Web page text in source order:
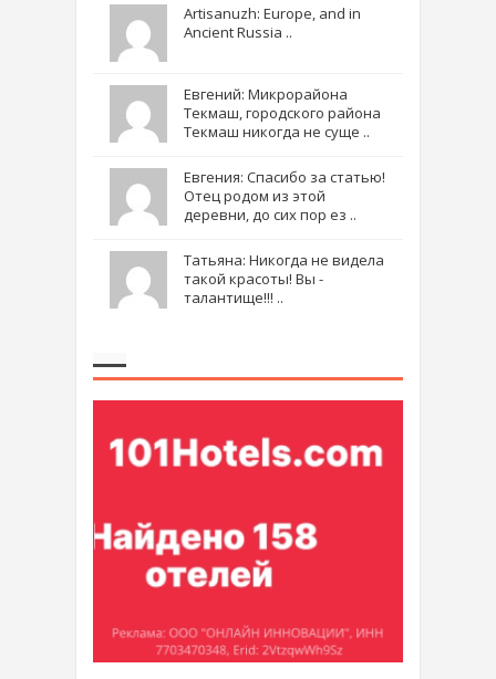
Artisanuzh: Europe, and in
Ancient Russia ..
Евгений: Микрорайона
Текмаш, городского района
Текмаш никогда не суще ..
Евгения: Спасибо за статью!
Отец родом из этой
деревни, до сих пор ез ..
Татьяна: Никогда не видела
такой красоты! Вы -
талантище!!! ..